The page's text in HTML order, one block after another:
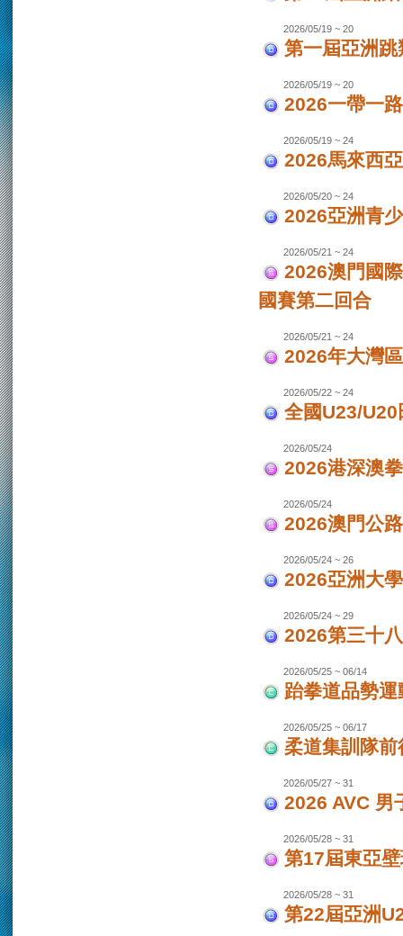
2026/05/19 ~ 20
第一屆亞洲
2026/05/19 ~ 20
2026一帶一
2026/05/19 ~ 24
2026馬來西
2026/05/20 ~ 24
2026亞洲青
2026/05/21 ~ 24
2026澳門國
國賽第二回合
2026/05/21 ~ 24
2026年大灣
2026/05/22 ~ 24
全國U23/
2026/05/24
2026港深澳
2026/05/24
2026澳門公
2026/05/24 ~ 26
2026亞洲大
2026/05/24 ~ 29
2026第三十
2026/05/25 ~ 06/14
跆拳道品勢
2026/05/25 ~ 06/17
柔道集訓隊
2026/05/27 ~ 31
2026 AVC 男
2026/05/28 ~ 31
第17屆東亞
2026/05/28 ~ 31
第22屆亞洲